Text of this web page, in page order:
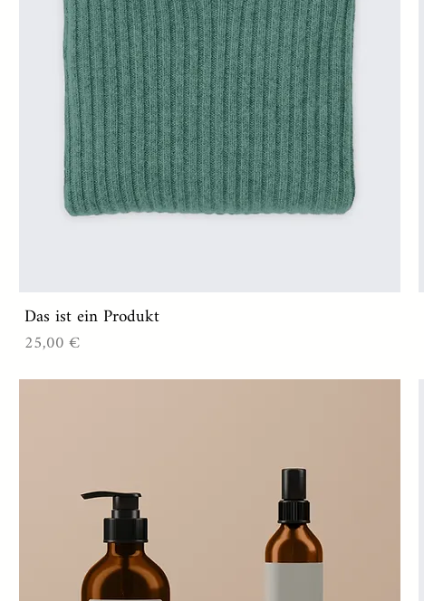
Das ist ein Produkt
Preis
25,00 €